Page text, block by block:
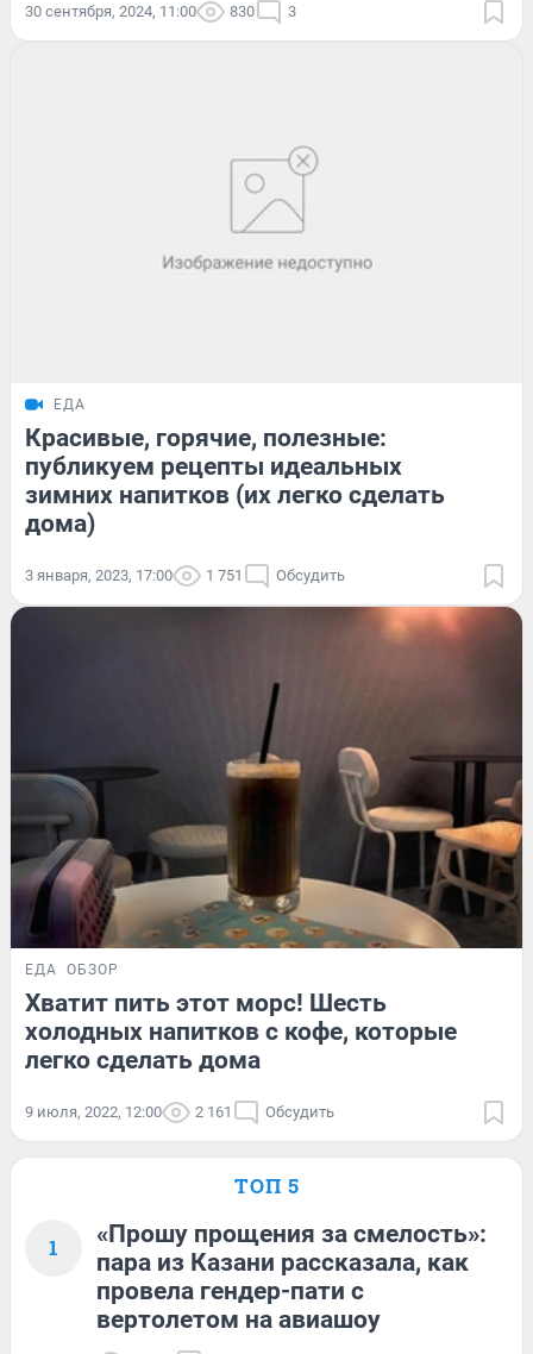
30 сентября, 2024, 11:00 830 3
ЕДА
Красивые, горячие, полезные:
публикуем рецепты идеальных
зимних напитков (их легко сделать
дома)
3 января, 2023, 17:00 1 751 Обсудить
ЕДА ОБЗОР
Хватит пить этот морс! Шесть
холодных напитков с кофе, которые
легко сделать дома
9 июля, 2022, 12:00 2 161 Обсудить
ТОП 5
1
«Прошу прощения за смелость»:
пара из Казани рассказала, как
провела гендер-пати с
вертолетом на авиашоу